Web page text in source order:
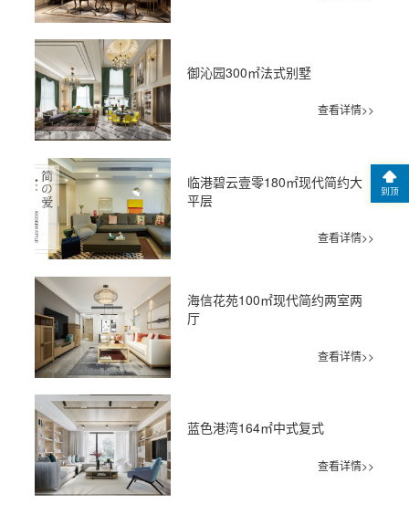
御沁园300㎡法式别墅
查看详情>>
临港碧云壹零180㎡现代简约大
平层
查看详情>>
海信花苑100㎡现代简约两室两
厅
查看详情>>
蓝色港湾164㎡中式复式
查看详情>>
到顶